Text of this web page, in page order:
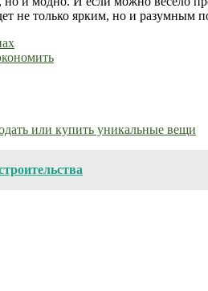
не только ярким, но и разумным
или купить уникальные вещи